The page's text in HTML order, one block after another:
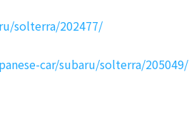
solterra/202477/
car/subaru/solterra/205049/